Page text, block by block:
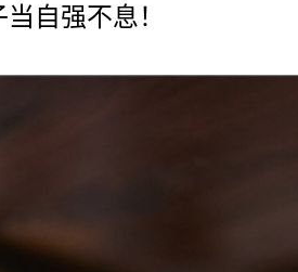
自强不息！